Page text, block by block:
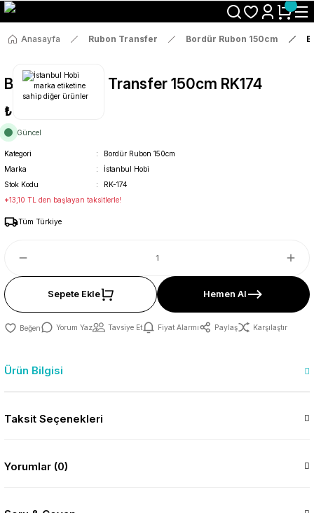
Size Özel "HG10" Koduyla Sepette Hemen %10 İndirimi Kaçırma
Anasayfa Rubon Transfer Bordür Rubon 150cm
Bordür Rub On Transfer 150cm RK174
₺69
Güncel
Kategori
Bordür Rubon 150cm
Marka
İstanbul Hobi
Stok Kodu
RK-174
*13,10 TL den başlayan taksitlerle!
Tüm Türkiye
Sepete Ekle Hemen Al
Yorum Yaz Tavsiye Et Fiyat Alarmı Paylaş Karşılaştır
Ürün Bilgisi
Taksit Seçenekleri
Yorumlar (0)